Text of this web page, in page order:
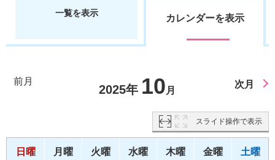
一覧を表示 カレンダーを表示
前月
2025年 10 月
次月
スライド操作で表示
日曜
月曜
火曜
水曜
木曜
金曜
土曜